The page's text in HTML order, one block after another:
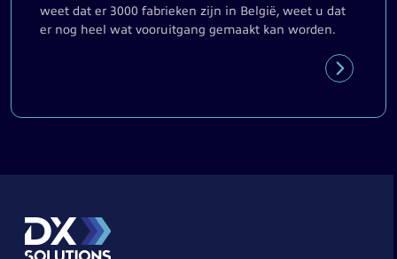
weet dat er 3000 fabrieken zijn in België, weet u dat
er nog heel wat vooruitgang gemaakt kan worden.